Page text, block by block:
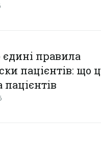
єдині правила
пацієнтів: що